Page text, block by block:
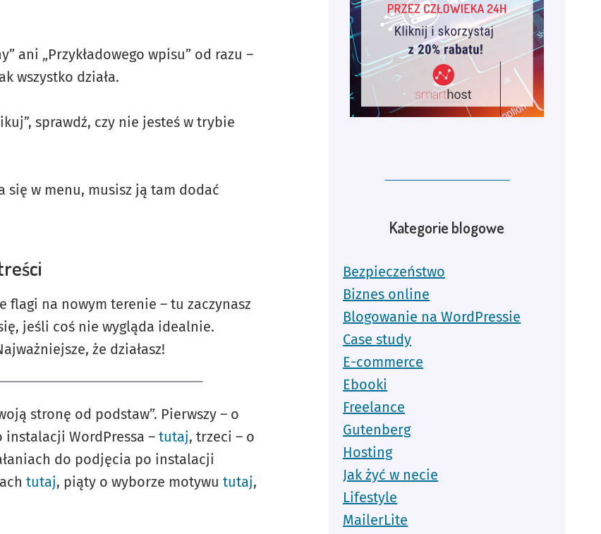
ani „Przykładowego wpisu” od razu –
wszystko działa.
sprawdź, czy nie jesteś w trybie
się w menu, musisz ją tam dodać
na nowym terenie – tu zaczynasz
jeśli coś nie wygląda idealnie.
że działasz!
stronę od podstaw”. Pierwszy – o
instalacji WordPressa – tutaj, trzeci – o
do podjęcia po instalacji
tutaj, piąty o wyborze motywu tutaj,
Kategorie blogowe
Bezpieczeństwo
Biznes online
Blogowanie na WordPressie
Case study
E-commerce
Ebooki
Freelance
Gutenberg
Hosting
Jak żyć w necie
Lifestyle
MailerLite